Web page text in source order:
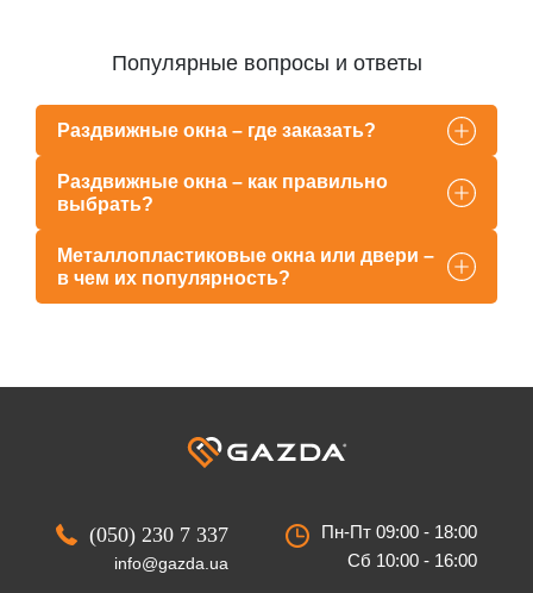
Популярные вопросы и ответы
Раздвижные окна – где заказать?
Раздвижные окна – как правильно
выбрать?
Металлопластиковые окна или двери –
в чем их популярность?
(050) 230 7 337
info@gazda.ua
Пн-Пт 09:00 - 18:00
Сб 10:00 - 16:00